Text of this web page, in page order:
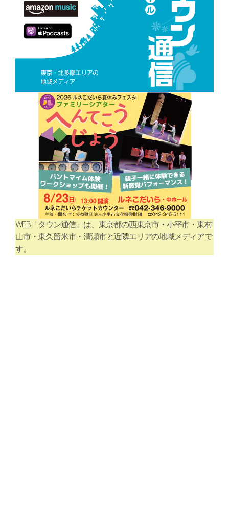
WEB「タウン通信」は、東京都の西東京市・小平市・東村
山市・東久留米市・清瀬市と近隣エリアの地域メディアで
す。